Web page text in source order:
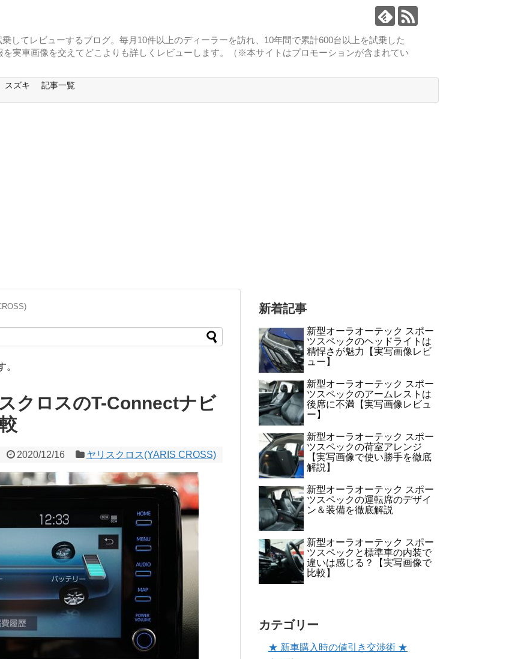
してレビューするブログ。毎月10件以上のディーラーを訪れ、10年間で累計600台以上を試乗した
実車画像を交えてどこよりも詳しくレビューします。（※本サイトはプロモーションが含まれてい
スズキ 記事一覧
。
クロスのT-Connectナビ
2020/12/16 ヤリスクロス(YARIS CROSS)
新着記事
新型オーラオーテック スポー
ツスペックのヘッドライトは
精悍さが魅力【実写画像レビ
ュー】
新型オーラオーテック スポー
ツスペックのアームレストは
後席に不満【実写画像レビュ
ー】
新型オーラオーテック スポー
ツスペックの荷室アレンジ
【実写画像で使い勝手を徹底
解説】
新型オーラオーテック スポー
ツスペックの運転席のデザイ
ン＆装備を徹底解説
新型オーラオーテック スポー
ツスペックと標準車の内装で
違いは感じる？【実写画像で
比較】
カテゴリー
★ 新車購入時の値引き交渉術 ★